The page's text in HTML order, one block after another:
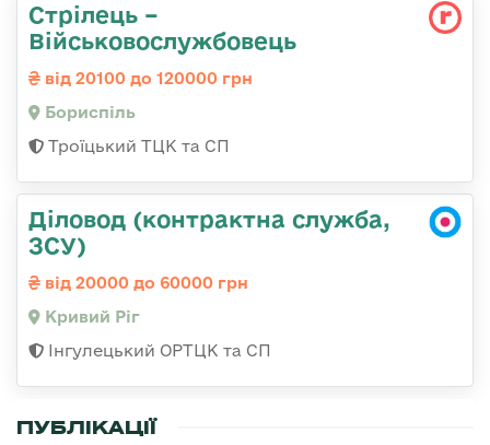
Стрілець –
Військовослужбовець
від 20100 до 120000 грн
Бориспіль
Троїцький ТЦК та СП
Діловод (контрактна служба,
ЗСУ)
від 20000 до 60000 грн
Кривий Ріг
Інгулецький ОРТЦК та СП
ПУБЛІКАЦІЇ